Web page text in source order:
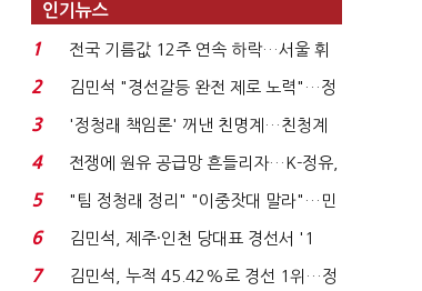
인기뉴스
1
전국 기름값 12주 연속 하락…서울 휘
발윳값 1909원...
2
김민석 "경선갈등 완전 제로 노력"…정
청래 "반명 공세 사...
3
'정청래 책임론' 꺼낸 친명계…친청계
는 추가투표 때리기...
4
전쟁에 원유 공급망 흔들리자…K-정유,
에너지안보 핵심...
5
"팀 정청래 정리" "이중잣대 말라"…민
주 최고위원 계파 다...
6
김민석, 제주·인천 당대표 경선서 '1
위'(1보)...
7
김민석, 누적 45.42%로 경선 1위…정